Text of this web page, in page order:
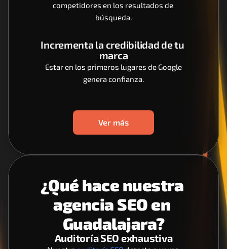
competidores en los resultados de
búsqueda.
Incrementa la credibilidad de tu
marca
Estar en los primeros lugares de Google
genera confianza.
Ver más
¿Qué hace nuestra
agencia SEO en
Guadalajara?
Auditoría SEO exhaustiva